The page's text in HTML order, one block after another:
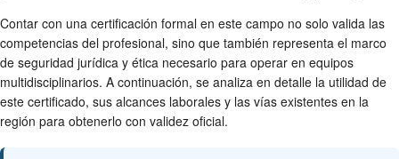
Contar con una certificación formal en este campo no solo valida las
competencias del profesional, sino que también representa el marco
de seguridad jurídica y ética necesario para operar en equipos
multidisciplinarios. A continuación, se analiza en detalle la utilidad de
este certificado, sus alcances laborales y las vías existentes en la
región para obtenerlo con validez oficial.